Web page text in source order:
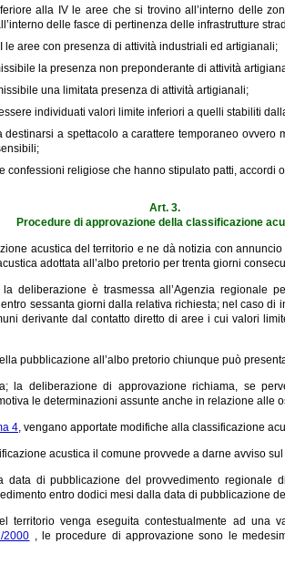
alla IV le aree che si trovino all’interno delle
delle fasce di pertinenza delle infrastrutture
aree con presenza di attività industriali ed artigianali;
la presenza non preponderante di attività
una limitata presenza di attività artigianali;
individuati valori limite inferiori a quelli stabiliti
a spettacolo a carattere temporaneo ovvero
confessioni religiose che hanno stipulato patti, accordi
Art. 3.
Procedure di approvazione della classificazione
acustica del territorio e ne dà notizia con
adottata all’albo pretorio per trenta giorni
deliberazione è trasmessa all’Agenzia regionale
sessanta giorni dalla relativa richiesta; nel caso
derivante dal contatto diretto di aree i cui valori
pubblicazione all’albo pretorio chiunque può
la deliberazione di approvazione richiama, se
le determinazioni assunte anche in relazione alle
4, vengano apportate modifiche alla classificazione
acustica il comune provvede a darne avviso
data di pubblicazione del provvedimento regionale
entro dodici mesi dalla data di pubblicazione
territorio venga eseguita contestualmente ad una
2000 , le procedure di approvazione sono le